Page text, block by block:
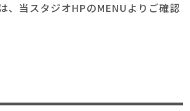
、当スタジオHPのMENUよりご確認